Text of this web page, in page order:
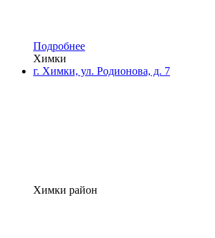
Подробнее
Химки
г. Химки, ул. Родионова, д. 7
Химки район